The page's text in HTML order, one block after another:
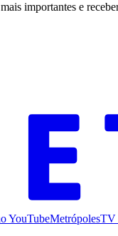
importantes e
YouTubeMetrópolesTV